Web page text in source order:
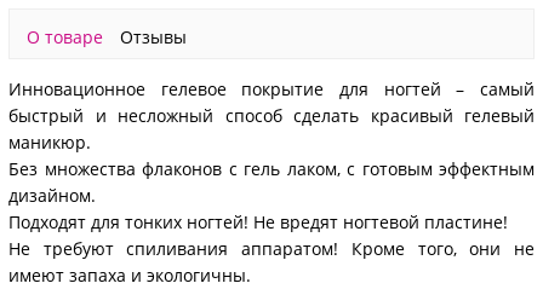
О товаре Отзывы
Инновационное гелевое покрытие для ногтей – самый
быстрый и несложный способ сделать красивый гелевый
маникюр.
Без множества флаконов с гель лаком, с готовым эффектным
дизайном.
Подходят для тонких ногтей! Не вредят ногтевой пластине!
Не требуют спиливания аппаратом! Кроме того, они не
имеют запаха и экологичны.